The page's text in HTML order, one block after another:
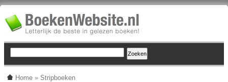
Home » Stripboeken